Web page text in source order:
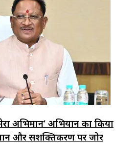
अभिमान’ अभियान का किया
और सशक्तिकरण पर जोर